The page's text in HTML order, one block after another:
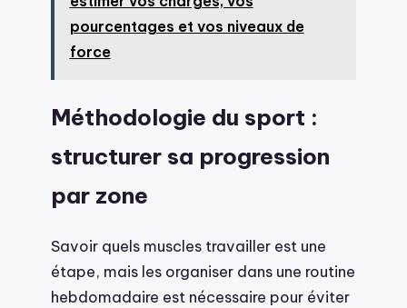
pourcentages et vos niveaux de
force
Méthodologie du sport :
structurer sa progression
par zone
Savoir quels muscles travailler est une
étape, mais les organiser dans une routine
hebdomadaire est nécessaire pour éviter